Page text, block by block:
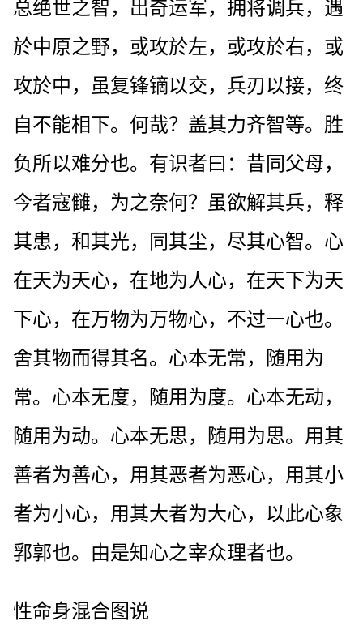
总绝世之智，出奇运军，拥将调兵，遇
於中原之野，或攻於左，或攻於右，或
攻於中，虽复锋镝以交，兵刃以接，终
自不能相下。何哉？盖其力齐智等。胜
负所以难分也。有识者曰：昔同父母，
今者寇雠，为之奈何？虽欲解其兵，释
其患，和其光，同其尘，尽其心智。心
在天为天心，在地为人心，在天下为天
下心，在万物为万物心，不过一心也。
舍其物而得其名。心本无常，随用为
常。心本无度，随用为度。心本无动，
随用为动。心本无思，随用为思。用其
善者为善心，用其恶者为恶心，用其小
者为小心，用其大者为大心，以此心象
郛郭也。由是知心之宰众理者也。
性命身混合图说